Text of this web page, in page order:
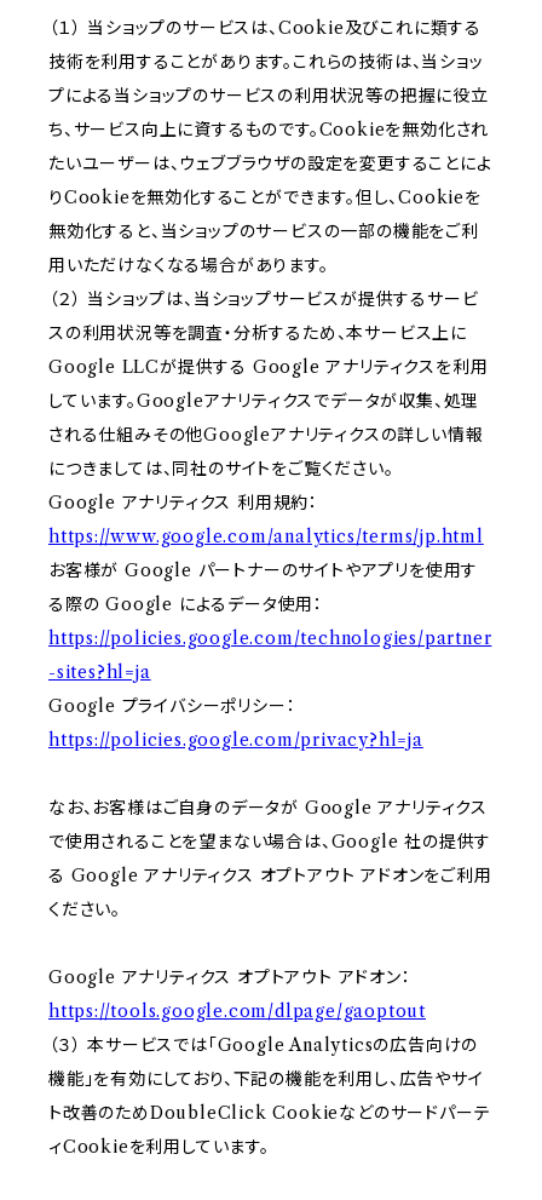
（１） 当ショップのサービスは、Cookie及びこれに類する
技術を利用することがあります。これらの技術は、当ショッ
プによる当ショップのサービスの利用状況等の把握に役立
ち、サービス向上に資するものです。Cookieを無効化され
たいユーザーは、ウェブブラウザの設定を変更することによ
りCookieを無効化することができます。但し、Cookieを
無効化すると、当ショップのサービスの一部の機能をご利
用いただけなくなる場合があります。
（２） 当ショップは、当ショップサービスが提供するサービ
スの利用状況等を調査・分析するため、本サービス上に
Google LLCが提供する Google アナリティクスを利用
しています。Googleアナリティクスでデータが収集、処理
される仕組みその他Googleアナリティクスの詳しい情報
につきましては、同社のサイトをご覧ください。
Google アナリティクス 利用規約：
https://www.google.com/analytics/terms/jp.html
お客様が Google パートナーのサイトやアプリを使用す
る際の Google によるデータ使用：
https://policies.google.com/technologies/partner
-sites?hl=ja
Google プライバシーポリシー：
https://policies.google.com/privacy?hl=ja
なお、お客様はご自身のデータが Google アナリティクス
で使用されることを望まない場合は、Google 社の提供す
る Google アナリティクス オプトアウト アドオンをご利用
ください。
Google アナリティクス オプトアウト アドオン：
https://tools.google.com/dlpage/gaoptout
（３） 本サービスでは「Google Analyticsの広告向けの
機能」を有効にしており、下記の機能を利用し、広告やサイ
ト改善のためDoubleClick Cookieなどのサードパーテ
ィCookieを利用しています。